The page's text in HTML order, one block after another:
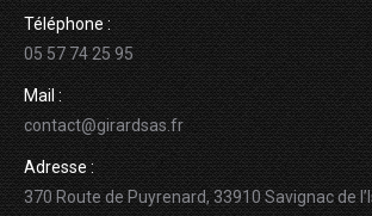
Téléphone :
05 57 74 25 95
Mail :
contact@girardsas.fr
Adresse :
370 Route de Puyrenard, 33910 Savignac de